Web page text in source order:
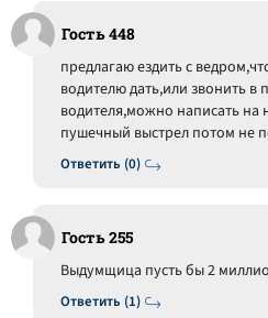
Гость 448
Ответить (0)
предлагаю ездить с
водителю дать,или звонить в
водителя,можно написать на
пушечный выстрел потом не
Гость 255
Ответить (1)
Выдумщица пусть бы 2